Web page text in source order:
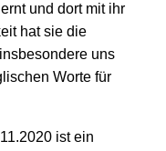
und dort mit ihr
hat sie die
uns
Worte für
ist ein